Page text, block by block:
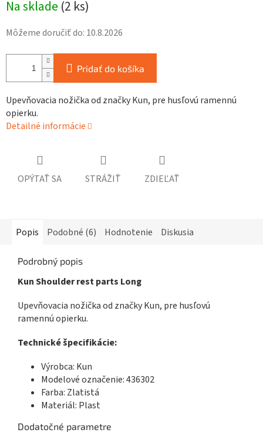
cena:
Na sklade (2 ks)
Môžeme doručiť do: 10.8.2026
Pridať do košíka
Upevňovacia nožička od značky Kun, pre husľovú ramennú
opierku.
Detailné informácie
OPÝTAŤ SA STRÁŽIŤ ZDIEĽAŤ
Popis Podobné (6) Hodnotenie Diskusia
Podrobný popis
Kun Shoulder rest parts Long
Upevňovacia nožička od značky Kun, pre husľovú
ramennú opierku.
Technické špecifikácie:
Výrobca: Kun
Modelové označenie: 436302
Farba: Zlatistá
Materiál: Plast
Dodatočné parametre